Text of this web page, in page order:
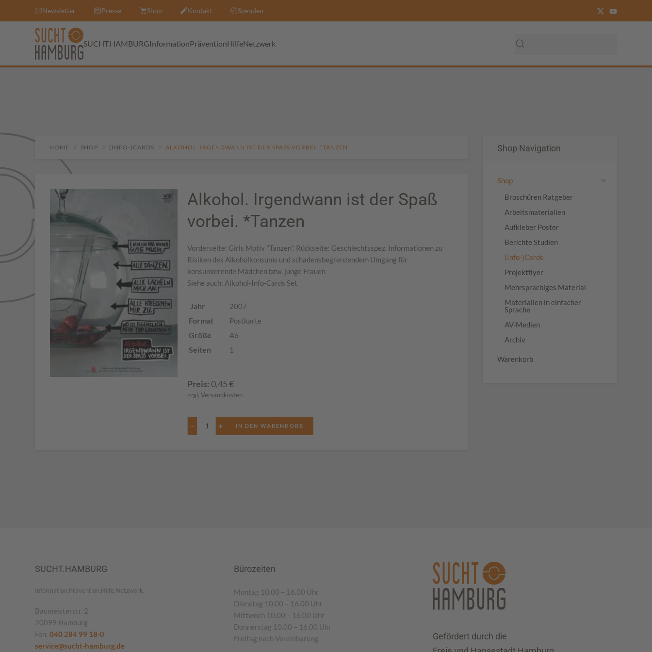
Newsletter Presse Shop Kontakt Spenden
SUCHT.HAMBURGInformationPräventionHilfeNetzwerk
HOME SHOP (INFO-)CARDS ALKOHOL. IRGENDWANN IST DER SPASS VORBEI. *TANZEN
Alkohol. Irgendwann ist der Spaß
vorbei. *Tanzen
Vorderseite: Girls Motiv "Tanzen". Rückseite: Geschlechtsspez. Informationen zu
Risiken des Alkoholkonsums und schadensbegrenzendem Umgang für
konsumierende Mädchen bzw. junge Frauen
Siehe auch: Alkohol-Info-Cards Set
Jahr 2007
Format Postkarte
Größe A6
Seiten 1
Preis: 0,45 €
zzgl. Versandkosten
− +
Shop Navigation
Shop
Broschüren Ratgeber
Arbeitsmaterialien
Aufkleber Poster
Berichte Studien
(Info-)Cards
Projektflyer
Mehrsprachiges Material
Materialien in einfacher
Sprache
AV-Medien
Archiv
Warenkorb
SUCHT.HAMBURG
Information.Prävention.Hilfe.Netzwerk.
Baumeisterstr. 2
20099 Hamburg
Fon: 040 284 99 18-0
service@sucht-hamburg.de
Bürozeiten
Montag 10.00 – 16.00 Uhr
Dienstag 10.00 – 16.00 Uhr
Mittwoch 10.00 – 16.00 Uhr
Donnerstag 10.00 – 16.00 Uhr
Freitag nach Vereinbarung
Gefördert durch die